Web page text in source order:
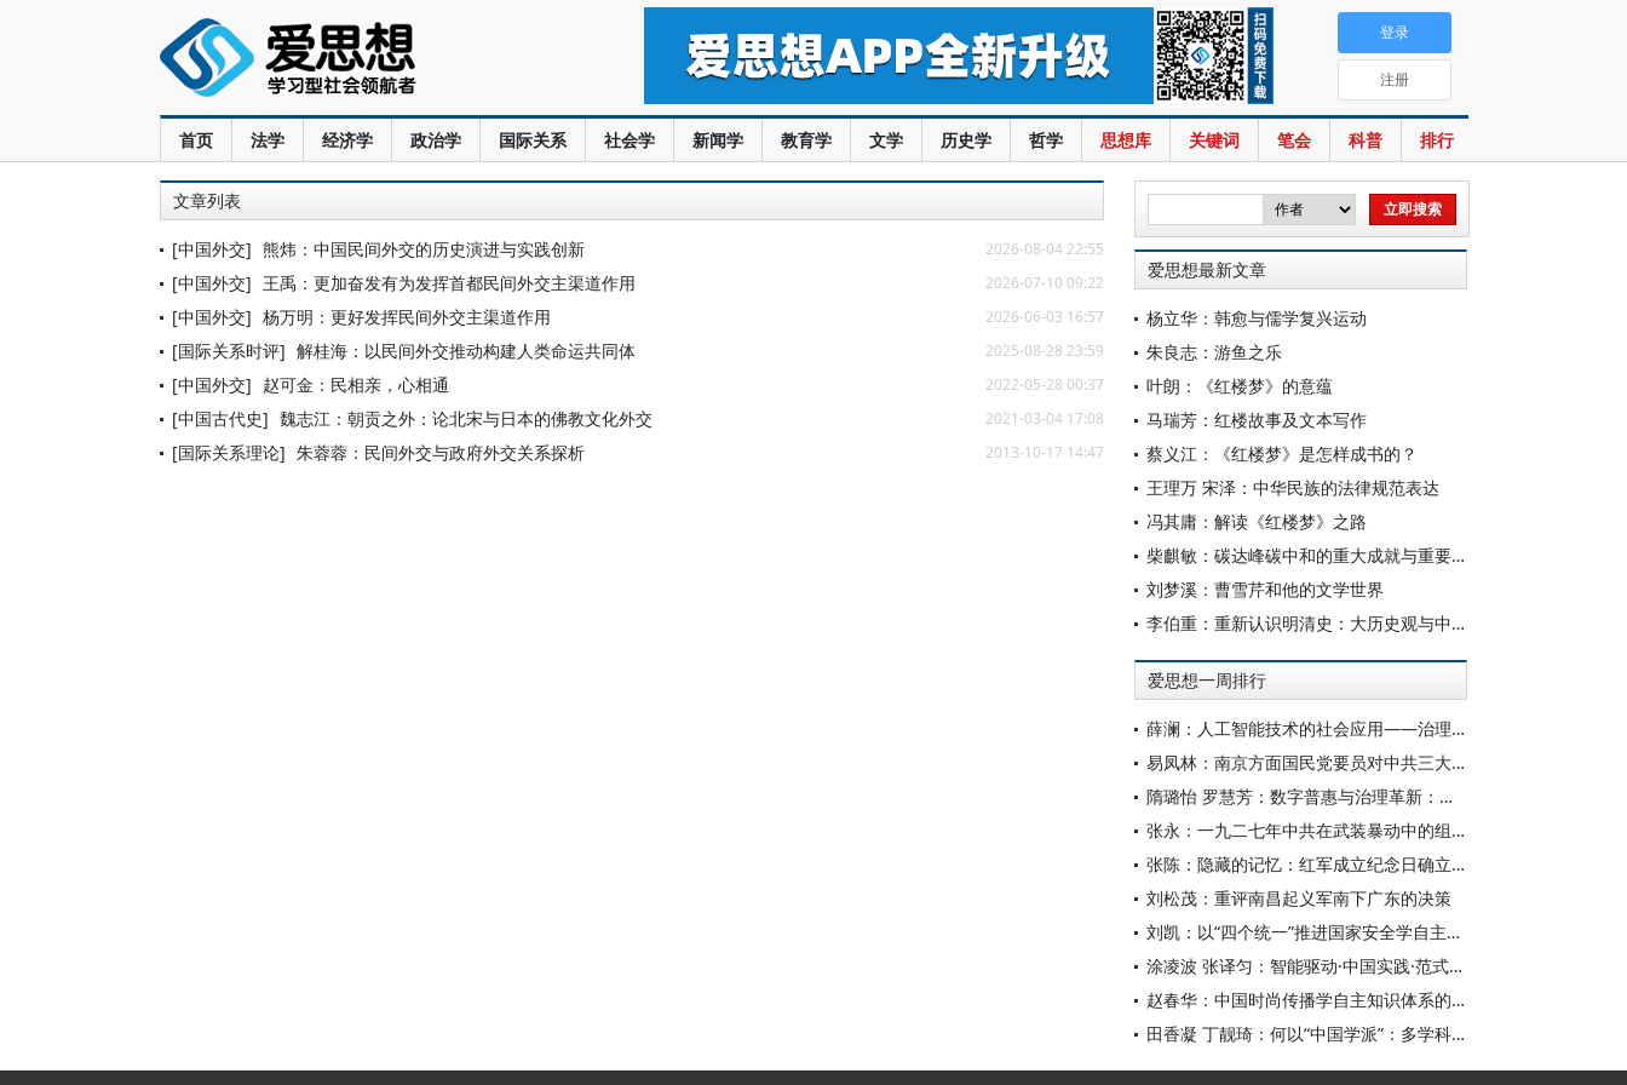
首页 法学 经济学 政治学 国际关系 社会学 新闻学 教育学 文学 历史学 哲学 思想库 关键词 笔会 科普 排行
登录
注册
文章列表
[中国外交] 熊炜：中国民间外交的历史演进与实践创新 2026-08-04 22:55
[中国外交] 王禹：更加奋发有为发挥首都民间外交主渠道作用 2026-07-10 09:22
[中国外交] 杨万明：更好发挥民间外交主渠道作用 2026-06-03 16:57
[国际关系时评] 解桂海：以民间外交推动构建人类命运共同体 2025-08-28 23:59
[中国外交] 赵可金：民相亲，心相通 2022-05-28 00:37
[中国古代史] 魏志江：朝贡之外：论北宋与日本的佛教文化外交 2021-03-04 17:08
[国际关系理论] 朱蓉蓉：民间外交与政府外交关系探析 2013-10-17 14:47
爱思想最新文章
杨立华：韩愈与儒学复兴运动
朱良志：游鱼之乐
叶朗：《红楼梦》的意蕴
马瑞芳：红楼故事及文本写作
蔡义江：《红楼梦》是怎样成书的？
王理万 宋泽：中华民族的法律规范表达
冯其庸：解读《红楼梦》之路
柴麒敏：碳达峰碳中和的重大成就与重要任务
刘梦溪：曹雪芹和他的文学世界
李伯重：重新认识明清史：大历史观与中国史学创新
爱思想一周排行
薛澜：人工智能技术的社会应用——治理挑战
易凤林：南京方面国民党要员对中共三大起义的反应
隋璐怡 罗慧芳：数字普惠与治理革新：中国人工智能赋能全球南方发展
张永：一九二七年中共在武装暴动中的组织转型
张陈：隐藏的记忆：红军成立纪念日确立前中共对南昌起义的纪念
刘松茂：重评南昌起义军南下广东的决策
刘凯：以“四个统一”推进国家安全学自主知识体系构建
涂凌波 张译匀：智能驱动·中国实践·范式创新：“构建中国新闻传播学自主知识体系”专题研讨会综述
赵春华：中国时尚传播学自主知识体系的内在逻辑与实践路径
田香凝 丁靓琦：何以“中国学派”：多学科视野下中国特色新闻传播学建设的研究